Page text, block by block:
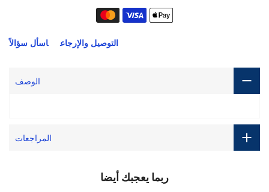
التوصيل والإرجاع اسأل سؤالاً
الوصف
المراجعات
ربما يعجبك أيضا